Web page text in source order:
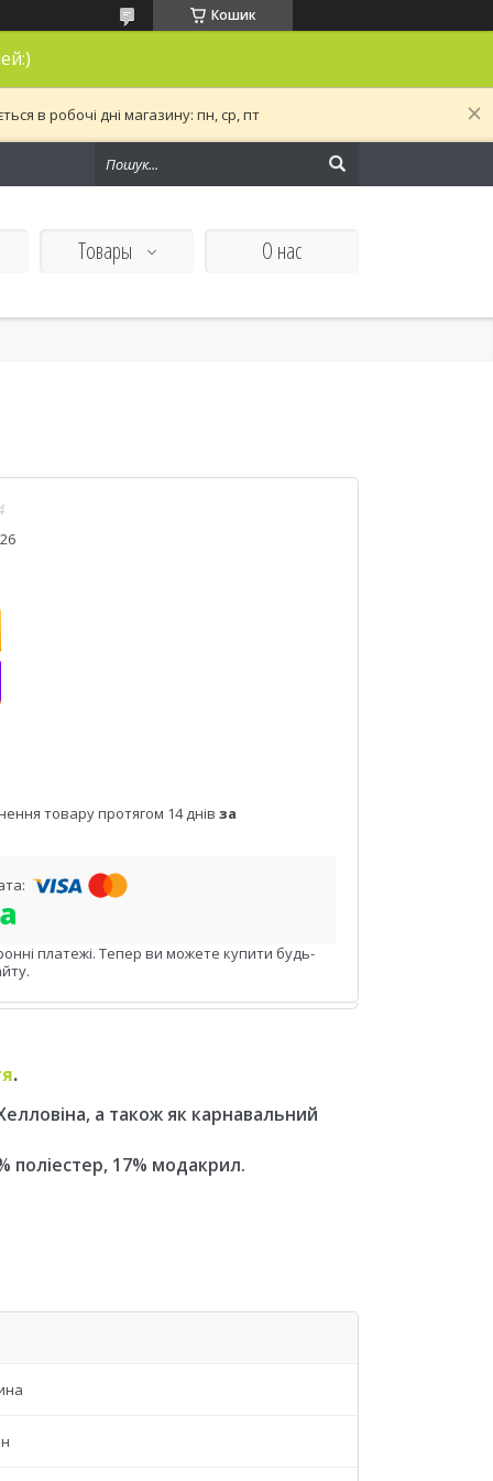
Кошик
в робочі дні магазину: пн, ср, пт
Товары О нас
товару протягом 14 днів за
платежі. Тепер ви можете купити будь-
.
а також як карнавальний
поліестер, 17% модакрил.